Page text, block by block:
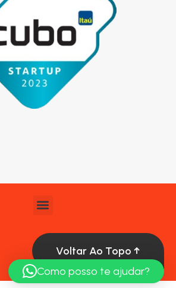
Voltar Ao Topo ↑
Como posso te ajudar?